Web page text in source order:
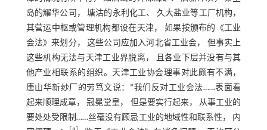
岛的耀华公司， 塘沽的永利化工、 久大盐业等工厂机构，
其营运中枢或管理机构都设在天津， 如果按颁布的《工业
会法》来划分， 这些公司应加入河北省工业会， 但事实上
这些机构无法与天津工业界脱离， 且各业下层并没有与其
他产业相联系的组织。天津工业协会理事对此颇有不满，
唐山华新纱厂的劳笃文说：“我们反对工业会法……表面看
起来顺理成章， 冠冕堂皇， 但是要实行起来， 从事工业的
要处处受限制……丝毫没有顾忌工业的地域性和联系性， 内